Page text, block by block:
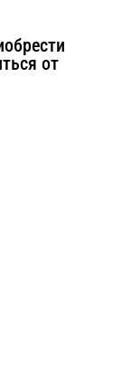
от